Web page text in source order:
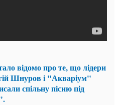
відомо про те, що лідери
Шнуров і "Акваріум"
спільну пісню під